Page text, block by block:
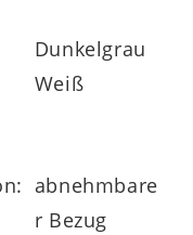
cm hohen
sowie
und
die
Dunkelgrau
Weiß
abnehmbare
r Bezug